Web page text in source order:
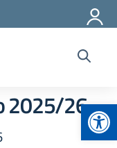
2025/26